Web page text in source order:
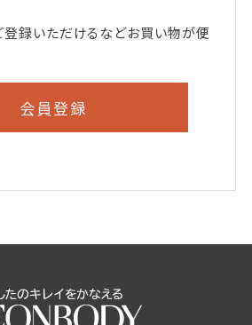
登録いただけるなどお買い物が便
会員登録